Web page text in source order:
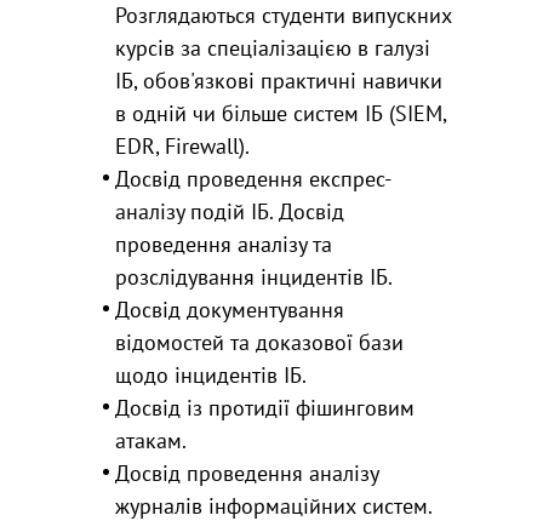
Розглядаються студенти випускних
курсів за спеціалізацією в галузі
ІБ, обов'язкові практичні навички
в одній чи більше систем ІБ (SIEM,
EDR, Firewall).
Досвід проведення експрес-
аналізу подій ІБ. Досвід
проведення аналізу та
розслідування інцидентів ІБ.
Досвід документування
відомостей та доказової бази
щодо інцидентів ІБ.
Досвід із протидії фішинговим
атакам.
Досвід проведення аналізу
журналів інформаційних систем.